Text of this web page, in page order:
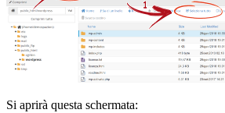
Si aprirà questa schermata: